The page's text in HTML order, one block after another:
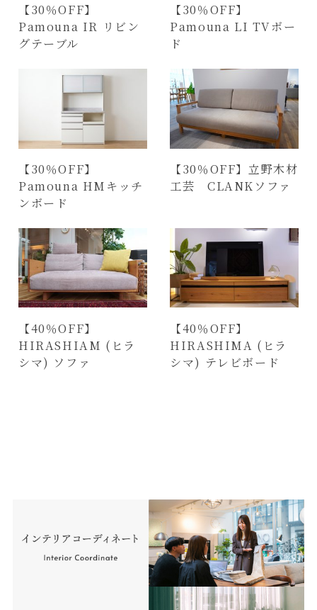
【30％OFF】
Pamouna IR リビン
グテーブル
【30％OFF】
Pamouna LI TVボー
ド
【30％OFF】
Pamouna HMキッチ
ンボード
【30％OFF】立野木材
工芸 CLANKソファ
【40％OFF】
HIRASHIAM (ヒラ
シマ) ソファ
【40％OFF】
HIRASHIMA (ヒラ
シマ) テレビボード